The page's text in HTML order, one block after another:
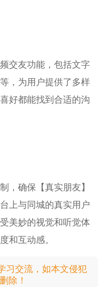
友功能，包括文字
，为用户提供了多样
好都能找到合适的沟
确保【真实朋友】
上与同城的真实用户
美妙的视觉和听觉体
和互动感。
习交流，如本文侵犯
除！